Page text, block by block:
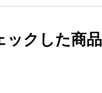
ックした商品